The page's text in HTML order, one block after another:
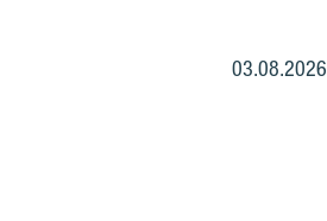
03.08.2026